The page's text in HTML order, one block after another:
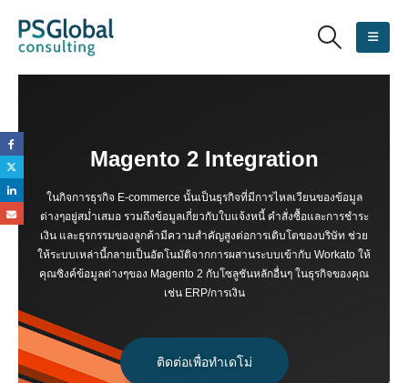
Magento 2 Integration
ในกิจการธุรกิจ E-commerce นั้นเป็นธุรกิจที่มีการไหลเวียนของข้อมูล
ต่างๆอยู่สม่ำเสมอ รวมถึงข้อมูลเกี่ยวกับใบแจ้งหนี้ คำสั่งซื้อและการชำระ
เงิน และธุรกรรมของลูกค้ามีความสำคัญสูงต่อการเติบโตของบริษัท ช่วย
ให้ระบบเหล่านี้กลายเป็นอัตโนมัติจากการผสานระบบเข้ากับ Workato ให้
คุณซิงค์ข้อมูลต่างๆของ Magento 2 กับโซลูชันหลักอื่นๆ ในธุรกิจของคุณ
เช่น ERP/การเงิน
ติดต่อเพื่อทำเดโม่